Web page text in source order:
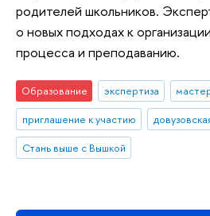
родителей школьников.
о новых подходах к
процесса и преподаванию.
Образование экспертиза
приглашение к участию
Стань выше с Вышкой